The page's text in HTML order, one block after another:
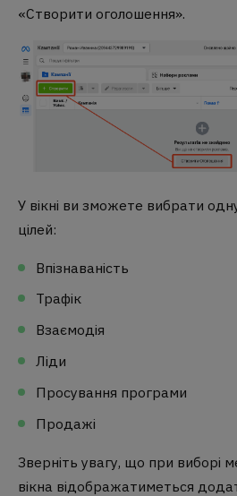
«Створити оголошення».
У вікні ви зможете вибрати
цілей:
Впізнаваність
Трафік
Взаємодія
Ліди
Просування програми
Продажі
Зверніть увагу, що при виборі
вікна відображатиметься